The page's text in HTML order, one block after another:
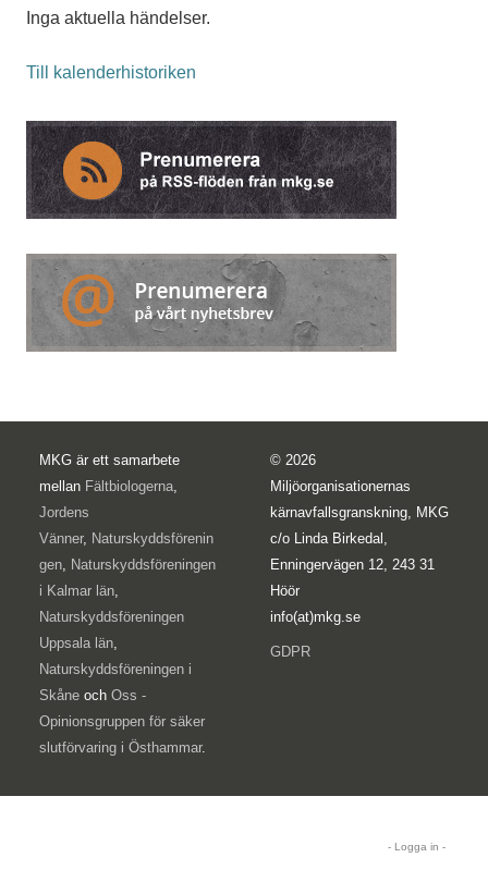
Inga aktuella händelser.
Till kalenderhistoriken
MKG är ett samarbete
mellan Fältbiologerna
Jordens
Vänner, Naturskyddsförenin
gen
Naturskyddsföreningen
i Kalmar län
Naturskyddsföreningen
Uppsala län
Naturskyddsföreningen i
Skåne och Oss -
Opinionsgruppen för säker
slutförvaring i Östhammar.
© 2026
Miljöorganisationernas
kärnavfallsgranskning, MKG
c/o Linda Birkedal,
Enningervägen 12, 243 31
Höör
info(at)mkg.se
GDPR
- Logga in -